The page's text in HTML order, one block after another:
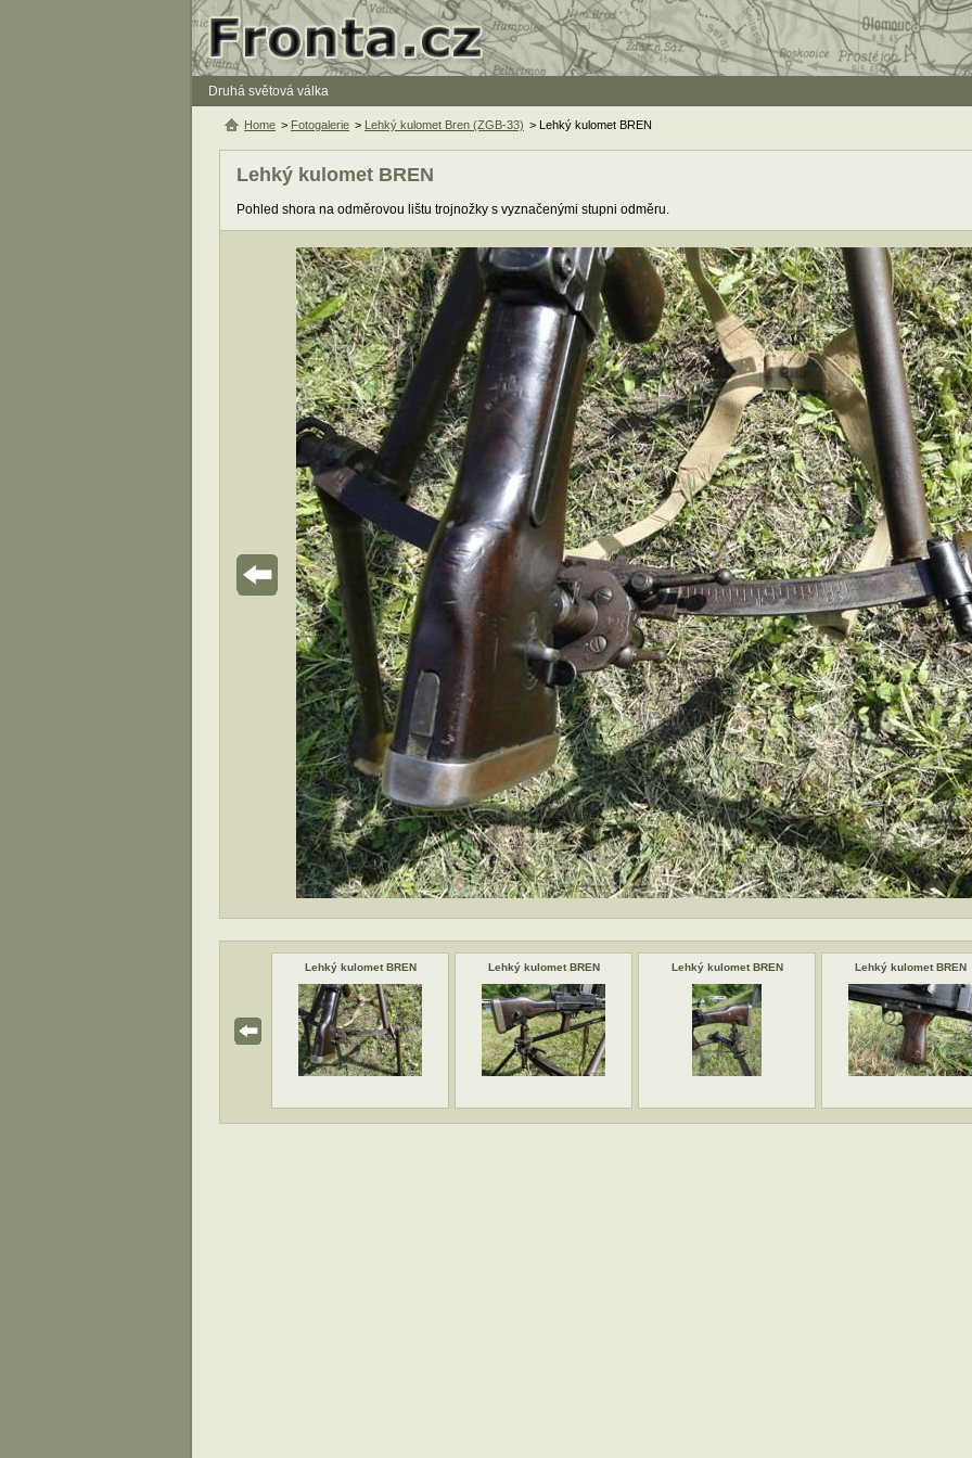
Druhá světová válka
Lehký kulomet BREN
Pohled shora na odměrovou lištu trojnožky s vyznačenými stupni odměru.
Lehký kulomet BREN Lehký kulomet BREN Lehký kulomet BREN Lehký kulomet BREN
Home > Fotogalerie > Lehký kulomet Bren (ZGB-33) > Lehký kulomet BREN